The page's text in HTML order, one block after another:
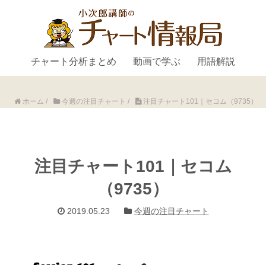
チャート分析まとめ 動画で学ぶ 用語解説
ホーム / 今週の注目チャート / 注目チャート101｜セコム（9735）
注目チャート101｜セコム
（9735）
2019.05.23 今週の注目チャート